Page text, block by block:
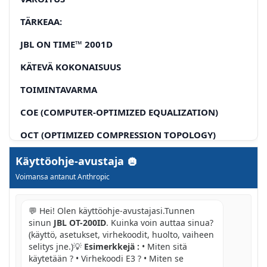
TÄRKEAA:
JBL ON TIME™ 2001D
KÄTEVÄ KOKONAISUUS
TOIMINTAVARMA
COE (COMPUTER-OPTIMIZED EQUALIZATION)
OCT (OPTIMIZED COMPRESSION TOPOLOGY)
NÄYTTO
JBL ON TIME 200iD USER GUIDE
PIKAOHJEET
OHJAIMET
Käyttöohje-avustaja
Voimansa antanut Anthropic
💬 Hei! Olen käyttöohje-avustajasi.Tunnen
sinun JBL OT-200ID. Kuinka voin auttaa sinua?
(käyttö, asetukset, virhekoodit, huolto, vaiheen
selitys jne.)💡 Esimerkkejä : • Miten sitä
käytetään ? • Virhekoodi E3 ? • Miten se